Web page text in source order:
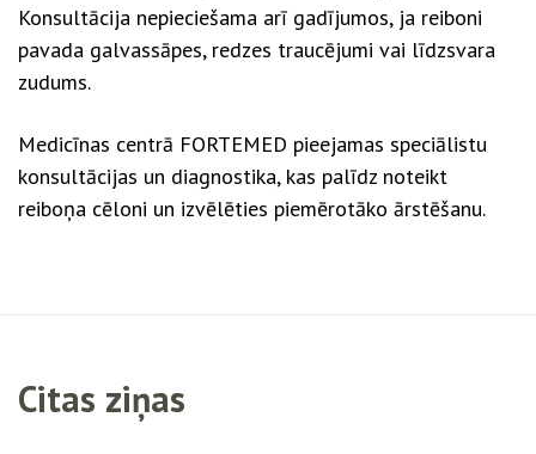
Konsultācija nepieciešama arī gadījumos, ja reiboni
pavada galvassāpes, redzes traucējumi vai līdzsvara
zudums.
Medicīnas centrā FORTEMED pieejamas speciālistu
konsultācijas un diagnostika, kas palīdz noteikt
reiboņa cēloni un izvēlēties piemērotāko ārstēšanu.
Citas ziņas